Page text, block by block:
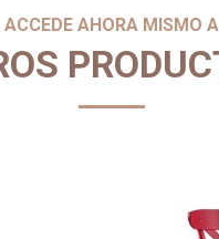
ACCEDE AHORA MISMO A